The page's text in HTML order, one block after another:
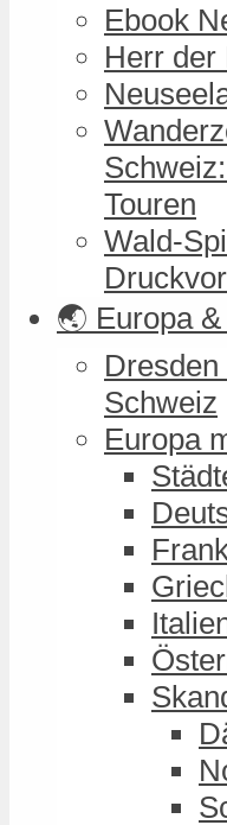
Ebook
Herr der
Touren
Wald-
🌏 Europa
Schweiz
Europa